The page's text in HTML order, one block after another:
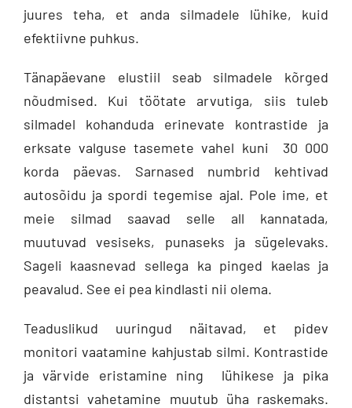
juures teha, et anda silmadele lühike, kuid
efektiivne puhkus.
Tänapäevane elustiil seab silmadele kõrged
nõudmised. Kui töötate arvutiga, siis tuleb
silmadel kohanduda erinevate kontrastide ja
erksate valguse tasemete vahel kuni 30 000
korda päevas. Sarnased numbrid kehtivad
autosõidu ja spordi tegemise ajal. Pole ime, et
meie silmad saavad selle all kannatada,
muutuvad vesiseks, punaseks ja sügelevaks.
Sageli kaasnevad sellega ka pinged kaelas ja
peavalud. See ei pea kindlasti nii olema.
Teaduslikud uuringud näitavad, et pidev
monitori vaatamine kahjustab silmi. Kontrastide
ja värvide eristamine ning lühikese ja pika
distantsi vahetamine muutub üha raskemaks.